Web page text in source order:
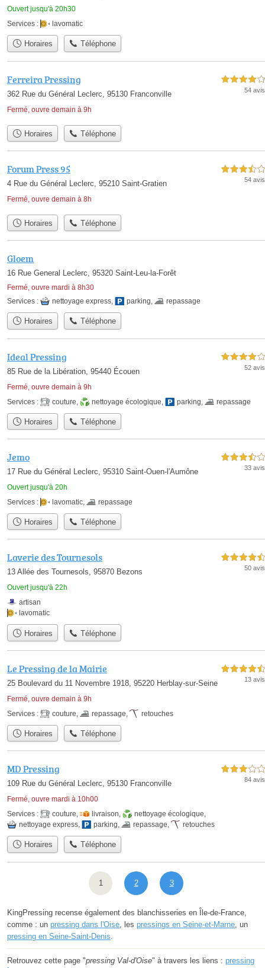
Ouvert jusqu'à 20h30
Services : lavomatic
Horaires Téléphone
Ferreira Pressing
362 Rue du Général Leclerc, 95130 Franconville
Fermé, ouvre demain à 9h
4,0 étoiles sur 5
54 avis
Horaires Téléphone
Forum Press 95
4 Rue du Général Leclerc, 95210 Saint-Gratien
Fermé, ouvre demain à 8h
3,5 étoiles sur 5
54 avis
Horaires Téléphone
Gloem
16 Rue General Leclerc, 95320 Saint-Leu-la-Forêt
Fermé, ouvre mardi à 8h30
Services :
nettoyage express, parking, repassage
Horaires Téléphone
Ideal Pressing
85 Rue de la Libération, 95440 Écouen
Fermé, ouvre demain à 9h
4,0 étoiles sur 5
52 avis
Services : couture nettoyage écologique parking repassage
Horaires Téléphone
Jemo
17 Rue du Général Leclerc, 95310 Saint-Ouen-l'Aumône
Ouvert jusqu'à 20h
3,5 étoiles sur 5
33 avis
Services : lavomatic, repassage
Horaires Téléphone
Laverie des Tournesols
13 Allée des Tournesols, 95870 Bezons
Ouvert jusqu'à 22h
4,5 étoiles sur 5
50 avis
artisan
lavomatic
Horaires Téléphone
Le Pressing de la Mairie
25 Boulevard du 11 Novembre 1918, 95220 Herblay-sur-Seine
Fermé, ouvre demain à 9h
4,5 étoiles sur 5
13 avis
Services : couture repassage retouches
Horaires Téléphone
MD Pressing
109 Rue du Général Leclerc, 95130 Franconville
Fermé, ouvre mardi à 10h00
3,0 étoiles sur 5
84 avis
Services : couture, livraison, nettoyage écologique,
nettoyage express, parking, repassage, retouches
Horaires Téléphone
1 2 3
KingPressing recense également des blanchisseries en Île-de-France,
comme : un pressing dans l'Oise , les pressings en Seine-et-Marne , un
pressing en Seine-Saint-Denis
Retrouvez cette page "pressing Val-d'Oise" à travers les liens : pressing